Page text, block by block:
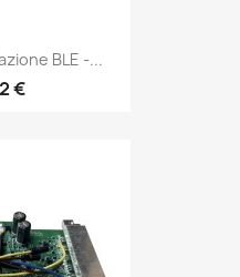
BLE -...
€